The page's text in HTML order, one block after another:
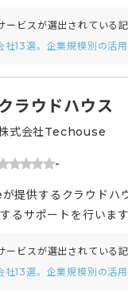
携わってきたノウハ
ビスが選出されている記
13選。企業規模別の活
ラウドハウス
式会社Techouse
-
提供するクラウドハ
るサポートを行いま
配属するため、幅広
腕として、年間採用
ビスが選出されている記
13選。企業規模別の活